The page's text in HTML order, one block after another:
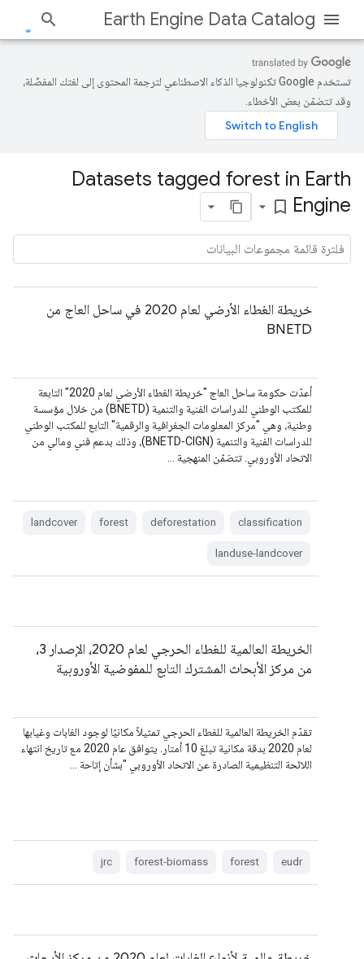
Earth Engine Data Catalog
تستخدم Google تكنولوجيا الذكاء الاصطناعي لترجمة المحتوى إلى لغتك المفضّلة،
وقد تتضمّن بعض الأخطاء.
Datasets tagged forest in Earth
Engine
bookmark_border
خريطة الغطاء الأرضي لعام 2020 في ساحل العاج من
BNETD
أعدّت حكومة ساحل العاج "خريطة الغطاء الأرضي لعام 2020" التابعة
للمكتب الوطني للدراسات الفنية والتنمية (BNETD) من خلال مؤسسة
وطنية، وهي "مركز المعلومات الجغرافية والرقمية" التابع للمكتب الوطني
للدراسات الفنية والتنمية (BNETD-CIGN)، وذلك بدعم فني ومالي من
الاتحاد الأوروبي. تتضمّن المنهجية …
classification
deforestation
forest
landcover
landuse-landcover
الخريطة العالمية للغطاء الحرجي لعام 2020، الإصدار 3،
من مركز الأبحاث المشترك التابع للمفوضية الأوروبية
تقدّم الخريطة العالمية للغطاء الحرجي تمثيلاً مكانيًا لوجود الغابات وغيابها
لعام 2020 بدقة مكانية تبلغ 10 أمتار. يتوافق عام 2020 مع تاريخ انتهاء
اللائحة التنظيمية الصادرة عن الاتحاد الأوروبي "بشأن إتاحة …
eudr
forest
forest-biomass
jrc